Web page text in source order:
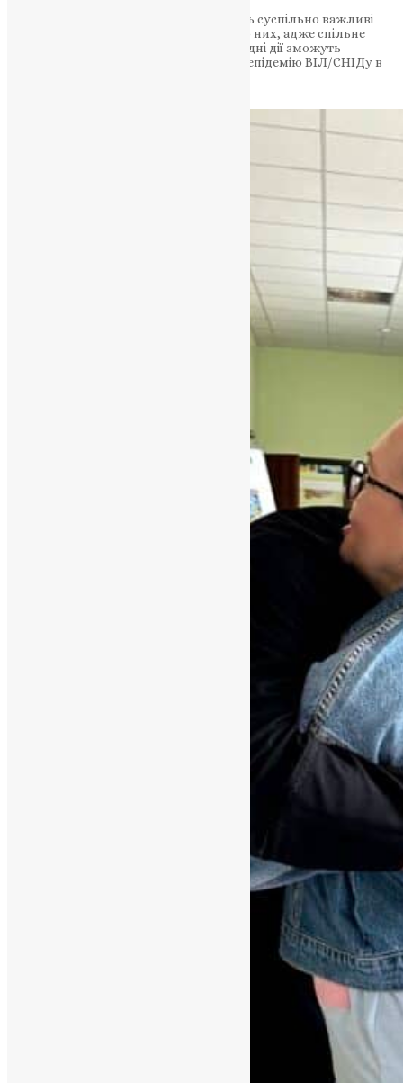
Дякуємо нашій команді, які піднімають суспільно важливі
питання та об’єднують людей навколо них, адже спільне
розуміння реальної проблеми, відповідні дії зможуть
вирішити її, навіть якщо мова йде про епідемію ВІЛ/СНІДу в